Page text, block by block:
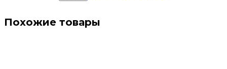
Похожие товары